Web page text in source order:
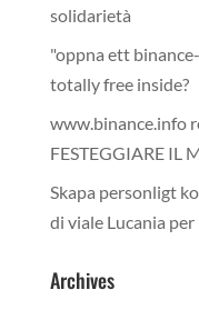
solidarietà
"oppna ett
totally free inside?
www.binance.info
FESTEGGIARE IL
Skapa personligt
di viale Lucania
Archives